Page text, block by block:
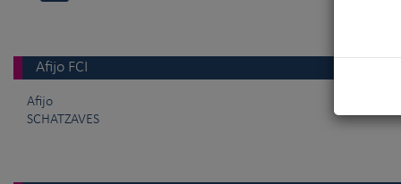
Afijo FCI
Afijo
SCHATZAVES